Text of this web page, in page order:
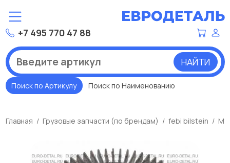
+7 495 770 47 88
НАЙТИ
Поиск по Артикулу Поиск по Наименованию
Главная Грузовые запчасти (по брендам) febi bilstein